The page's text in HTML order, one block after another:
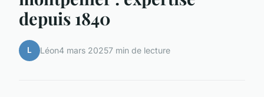
depuis 1840
L Léon4 mars 20257 min de lecture